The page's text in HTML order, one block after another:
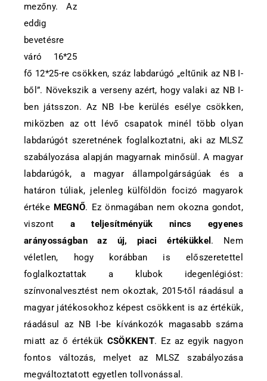
mezőny. Az
eddig
bevetésre
váró 16*25
fő 12*25-re csökken, száz labdarúgó „eltűnik az NB I-
ből”. Növekszik a verseny azért, hogy valaki az NB I-
ben játsszon. Az NB I-be kerülés esélye csökken,
miközben az ott lévő csapatok minél több olyan
labdarúgót szeretnének foglalkoztatni, aki az MLSZ
szabályozása alapján magyarnak minősül. A magyar
labdarúgók, a magyar állampolgárságúak és a
határon túliak, jelenleg külföldön focizó magyarok
értéke MEGNŐ. Ez önmagában nem okozna gondot,
viszont a teljesítményük nincs egyenes
arányosságban az új, piaci értékükkel . Nem
véletlen, hogy korábban is előszeretettel
foglalkoztattak a klubok idegenlégióst:
színvonalvesztést nem okoztak, 2015-től ráadásul a
magyar játékosokhoz képest csökkent is az értékük,
ráadásul az NB I-be kívánkozók magasabb száma
miatt az ő értékük CSÖKKENT. Ez az egyik nagyon
fontos változás, melyet az MLSZ szabályozása
megváltoztatott egyetlen tollvonással.